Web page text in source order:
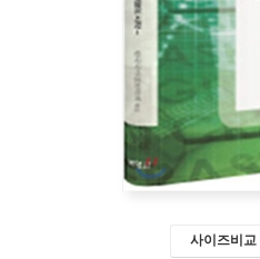
사이즈비교